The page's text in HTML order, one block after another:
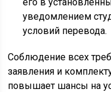
уведомлением
условий перевода.
Соблюдение всех
заявления и
повышает шансы на